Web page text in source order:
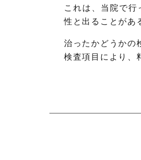
これは、当院で
性と出ることがあ
治ったかどうかの
検査項目により、